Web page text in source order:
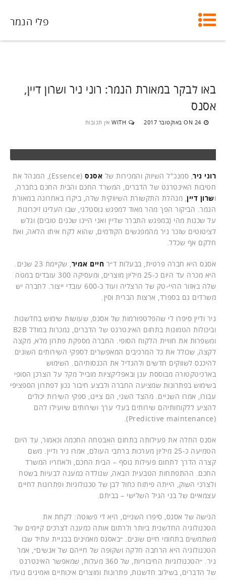
פלי הנמר
באו לבקר במאורת הנמר: רוני ניר ושרון דיין,
אסנס
ON 24 באוקטובר 2017 WITH אין תגובות
רוני ניר, סמנכ"ל השיווק והמכירות של אסנס
(Essence), המנהל את
חטיבות האינטרנט של הדברים, המשרד החכם והבית החכם בחברה,
ושרון דיין, מנהלת התקשורת השיווקית שלה, ביקרו באחרונה במאורת
הנמר. הביקור הפך מהר מאוד למפגש נוסטלגי, שבו העלינו זיכרונות
על שכנות מהי (במפגש התברר שדיין ואני היינו שכנים טובים) וגלש
לציטוטים שזכר ניר מהמפגשים הקודמים, שהוא לקח איתו הלאה, ואת
חלקם אף שכלל.
אסנס היא חברה פרטית, בבעלות ד״ר חיים אמיר
, שקיימת 23 שנים.
היא מכרה עד היום כ-25 מיליון מוצרים, ומעסיקה 300 עובדים במטה
שלה באזור ההיי-טק של הרצליה ועוד כ-600 עובדי ייצור. לחברה יש
משרדים גם בספרד, ארצות הברית וסין.
ניר ודיין סיפרו לי שהפלטפורמות של אסנס, שעושות שימוש בחדשנות
וביכולות הטמונות בתחום האינטרנט של הדברים, נמכרות במודל B2B
ומשפרות את חוויית הלקוח הסופי. החברה מספקת פתרון מלא, מקצה
לקצה, שכולל את כל המרכיבים המאפשרים לספקי השירותים השונים
להיכנס לשווקים חדשים ולהגדיל את הכנסותיהם. השימוש
בארכיטקטורה מבוססת ענן ובאפליקציות מובייל מקל על הצרכן הסופי
בשימוש בפתרונות שמציעה החברה ולבצע חיבור נכון לפתרון הספציפי
עבורו, אמרו השניים. מהצד השני, הם ציינו, ספקי השירות יכולים
להציע ללקוחותיהם שירותים בעלי ערך ושירותים שיועילו להם
(Predictive maintenance).
אסנס החלה את פעילותה בתחום האבטחה החכמה וכאמור, עד היום
הטמיעה כ-25 מיליון מערכות ברחבי העולם, אמרו ניר ודיין. משם
קצרה הדרך לתחום פעילות נוסף – הבית החכם, ולאחריו המשרד
החכם. ההתפתחות הטבעית הבאה, שנולדה כמענה לבעיות בשטח
ולצרכי השוק, הייתה פיתוח כחול לבן של טכנולוגיות ופתרונות לחיים
עצמאיים של בני הגיל השלישי – בביתם.
הגישה של אסנס, סיפרו השניים, היא די פשוטה: לקחת את
הטכנולוגיה החדשנית ביותר ולרתום אותה כמענה לצרכים קיימים של
משתמשים בתחומי חיים שונים. ״באסנס מאמינים בבניית עתיד שבו
הטכנולוגיה היא הרחבה חלקה ושקופה של חייהם של אנשים״, אמר
ניר. ״הטכנולוגיות החיבוריות, של 360 מעלות, שמאפשר האינטרנט
של הדברים, בשילוב חדשנות, פתרונות ומוצרים איכותיים ואמינים נועדו